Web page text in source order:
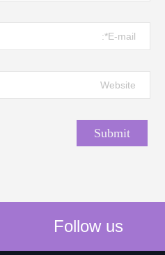
Follow us